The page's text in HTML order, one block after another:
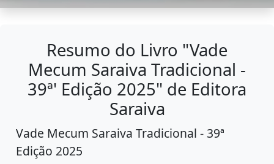
Resumo do Livro "Vade
Mecum Saraiva Tradicional -
39ª' Edição 2025" de Editora
Saraiva
Vade Mecum Saraiva Tradicional - 39ª
Edição 2025